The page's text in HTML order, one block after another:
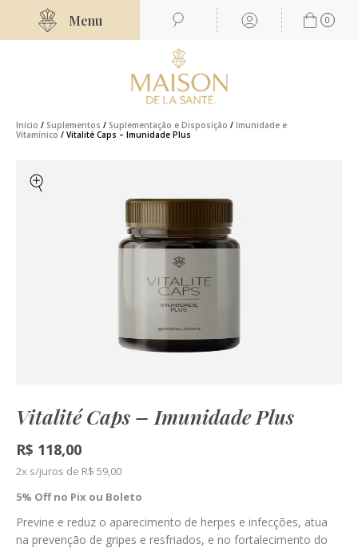
Menu 0
Início / Suplementos / Suplementação e Disposição / Imunidade e
Vitamínico / Vitalité Caps – Imunidade Plus
Vitalité Caps – Imunidade Plus
R$ 118,00
2x s/juros de R$ 59,00
5% Off no Pix ou Boleto
Previne e reduz o aparecimento de herpes e infecções, atua
na prevenção de gripes e resfriados, e no fortalecimento do